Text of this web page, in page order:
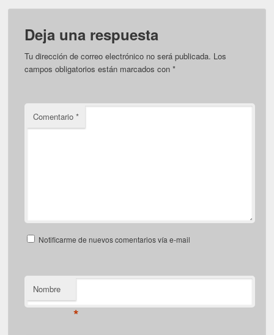
Deja una respuesta
Tu dirección de correo electrónico no será publicada. Los
campos obligatorios están marcados con*
Comentario*
Notificarme de nuevos comentarios vía e-mail
Nombre
*